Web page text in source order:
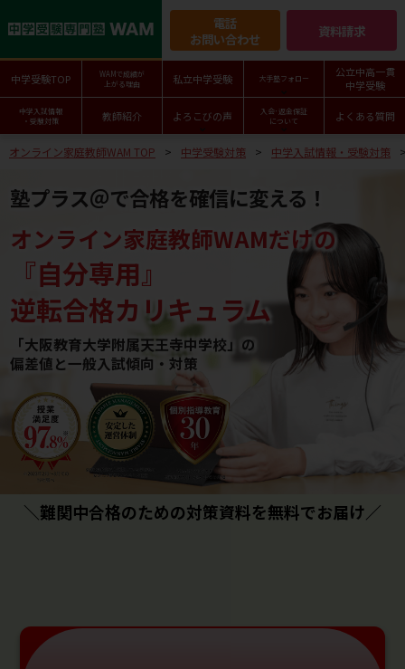
電話
お問い合わせ
資料請求
中学受験TOP
WAMで成績が
上がる理由
私立中学受験 大手塾フォロー
公立中高一貫
中学受験
中学入試情報
・受験対策
教師紹介 よろこびの声
入会･返金保証
について
よくある質問
オンライン家庭教師WAM TOP 中学受験対策 中学入試情報・受験対策
塾プラス＠で合格を確信に変える！
オンライン家庭教師WAMだけの
『自分専用』
逆転合格カリキュラム
「大阪教育大学附属天王寺中学校」の
偏差値と一般入試傾向・対策
＼難関中合格のための対策資料を無料でお届け／